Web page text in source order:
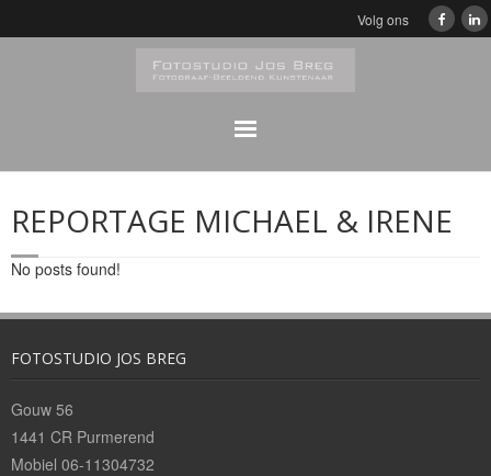
Volg ons
Home
Klassiek
Reproducties/Fotobewerkingen
REPORTAGE MICHAEL & IRENE
No posts found!
FOTOSTUDIO JOS BREG
Gouw 56
1441 CR Purmerend
Mobiel 06-11304732